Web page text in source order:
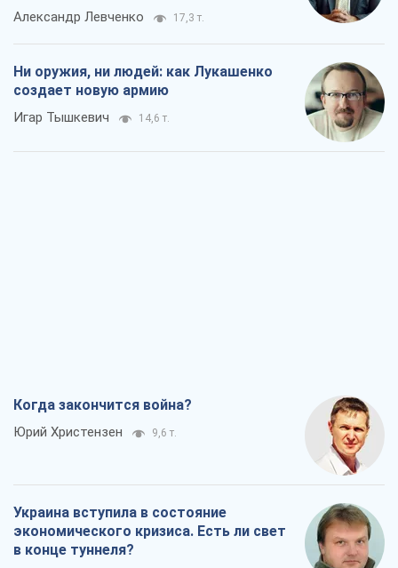
Александр Левченко 17,3 т.
Ни оружия, ни людей: как Лукашенко
создает новую армию
Игар Тышкевич 14,6 т.
Когда закончится война?
Юрий Христензен 9,6 т.
Украина вступила в состояние
экономического кризиса. Есть ли свет
в конце туннеля?